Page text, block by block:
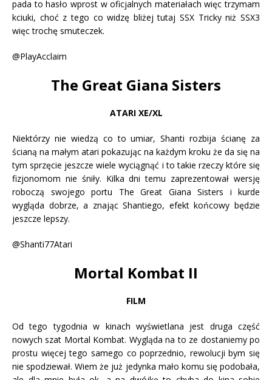
pada to hasło wprost w oficjalnych materiałach więc trzymam
kciuki, choć z tego co widzę bliżej tutaj SSX Tricky niż SSX3
więc trochę smuteczek.
@PlayAcclaim
The Great Giana Sisters
ATARI XE/XL
Niektórzy nie wiedzą co to umiar, Shanti rozbija ścianę za
ścianą na małym atari pokazując na każdym kroku że da się na
tym sprzęcie jeszcze wiele wyciągnąć i to takie rzeczy które się
fizjonomom nie śniły. Kilka dni temu zaprezentował wersję
roboczą swojego portu The Great Giana Sisters i kurde
wygląda dobrze, a znając Shantiego, efekt końcowy będzie
jeszcze lepszy.
@Shanti77Atari
Mortal Kombat II
FILM
Od tego tygodnia w kinach wyświetlana jest druga część
nowych szat Mortal Kombat. Wygląda na to ze dostaniemy po
prostu więcej tego samego co poprzednio, rewolucji bym się
nie spodziewał. Wiem że już jedynka mało komu się podobała,